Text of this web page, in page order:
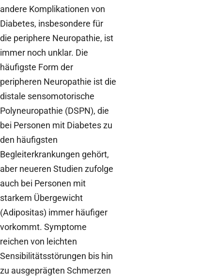
andere Komplikationen von
Diabetes, insbesondere für
die periphere Neuropathie, ist
immer noch unklar. Die
häufigste Form der
peripheren Neuropathie ist die
distale sensomotorische
Polyneuropathie (DSPN), die
bei Personen mit Diabetes zu
den häufigsten
Begleiterkrankungen gehört,
aber neueren Studien zufolge
auch bei Personen mit
starkem Übergewicht
(Adipositas) immer häufiger
vorkommt. Symptome
reichen von leichten
Sensibilitätsstörungen bis hin
zu ausgeprägten Schmerzen